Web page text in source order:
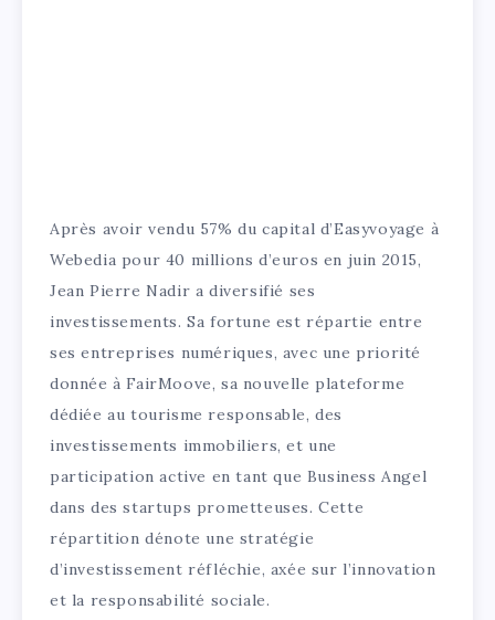
Après avoir vendu 57% du capital d’Easyvoyage à
Webedia pour 40 millions d’euros en juin 2015,
Jean Pierre Nadir a diversifié ses
investissements. Sa fortune est répartie entre
ses entreprises numériques, avec une priorité
donnée à FairMoove, sa nouvelle plateforme
dédiée au tourisme responsable, des
investissements immobiliers, et une
participation active en tant que Business Angel
dans des startups prometteuses. Cette
répartition dénote une stratégie
d’investissement réfléchie, axée sur l’innovation
et la responsabilité sociale.